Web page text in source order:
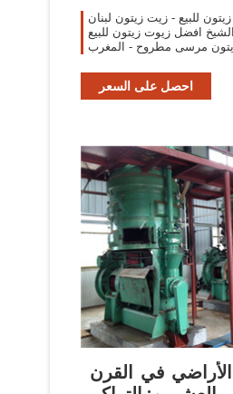
زيتون للبيع‎ ‎زيت زيتون مدينة زاوية الشيخ افضل زيوت
احصل على السعر
في القرن